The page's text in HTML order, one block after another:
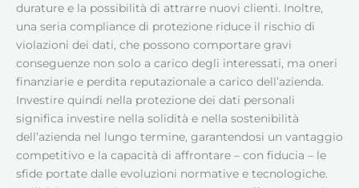
durature e la possibilità di attrarre nuovi clienti. Inoltre,
una seria compliance di protezione riduce il rischio di
violazioni dei dati, che possono comportare gravi
conseguenze non solo a carico degli interessati, ma oneri
finanziarie e perdita reputazionale a carico dell’azienda.
Investire quindi nella protezione dei dati personali
significa investire nella solidità e nella sostenibilità
dell’azienda nel lungo termine, garantendosi un vantaggio
competitivo e la capacità di affrontare – con fiducia – le
sfide portate dalle evoluzioni normative e tecnologiche.